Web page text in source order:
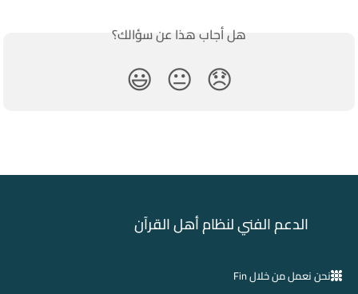
هل أجاب هذا عن سؤالك؟
😞
😐
😃
الدعم الفني لنظام أهل القرآن
نحن نعمل من خلال Fin